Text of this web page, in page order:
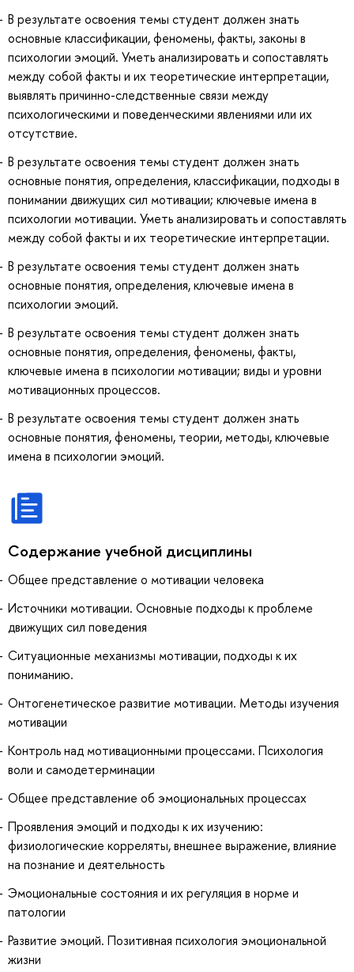
В результате освоения темы студент должен знать
основные классификации, феномены, факты, законы в
психологии эмоций. Уметь анализировать и сопоставлять
между собой факты и их теоретические интерпретации,
выявлять причинно-следственные связи между
психологическими и поведенческими явлениями или их
отсутствие.
В результате освоения темы студент должен знать
основные понятия, определения, классификации, подходы в
понимании движущих сил мотивации; ключевые имена в
психологии мотивации. Уметь анализировать и сопоставлять
между собой факты и их теоретические интерпретации.
В результате освоения темы студент должен знать
основные понятия, определения, ключевые имена в
психологии эмоций.
В результате освоения темы студент должен знать
основные понятия, определения, феномены, факты,
ключевые имена в психологии мотивации; виды и уровни
мотивационных процессов.
В результате освоения темы студент должен знать
основные понятия, феномены, теории, методы, ключевые
имена в психологии эмоций.
Содержание учебной дисциплины
Общее представление о мотивации человека
Источники мотивации. Основные подходы к проблеме
движущих сил поведения
Ситуационные механизмы мотивации, подходы к их
пониманию.
Онтогенетическое развитие мотивации. Методы изучения
мотивации
Контроль над мотивационными процессами. Психология
воли и самодетерминации
Общее представление об эмоциональных процессах
Проявления эмоций и подходы к их изучению:
физиологические корреляты, внешнее выражение, влияние
на познание и деятельность
Эмоциональные состояния и их регуляция в норме и
патологии
Развитие эмоций. Позитивная психология эмоциональной
жизни